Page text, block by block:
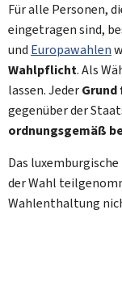
Für alle Personen,
eingetragen sind,
und Europawahlen
Wahlpflicht. Als
lassen. Jeder
gegenüber der
ordnungsgemäß
Das
der Wahl
Wahlenthaltung